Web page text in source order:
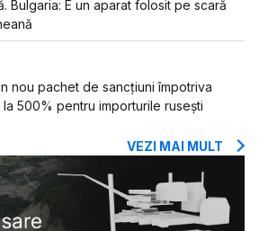
Bulgaria: E un aparat folosit pe scară
nou pachet de sancțiuni împotriva
500% pentru importurile rusești
VEZI MAI MULT